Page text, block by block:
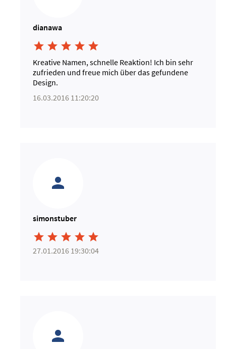
dianawa
    
Kreative Namen, schnelle Reaktion! Ich bin sehr
zufrieden und freue mich über das gefundene
Design.
16.03.2016 11:20:20
simonstuber
    
27.01.2016 19:30:04